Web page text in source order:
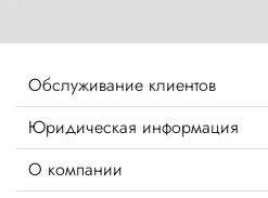
Обслуживание клиентов
Юридическая информация
О компании